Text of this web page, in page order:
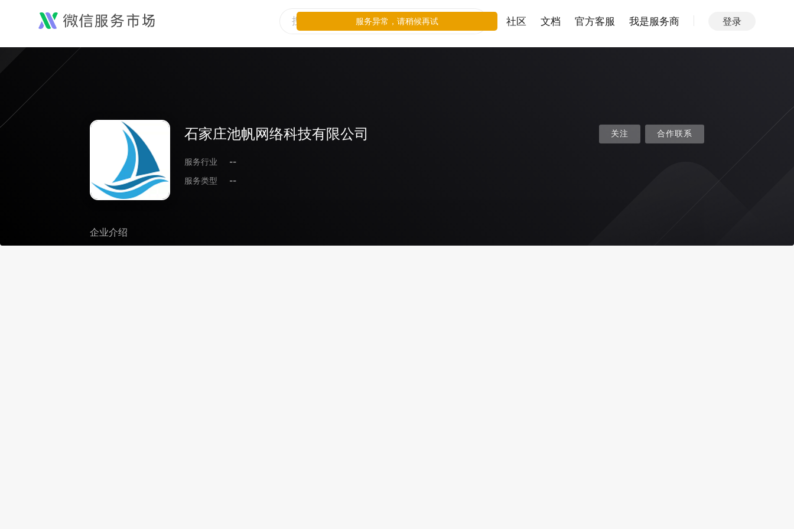
社区 文档 官方客服 我是服务商 登录
石家庄池帆网络科技有限公司
服务行业
--
服务类型
--
关注 合作联系
企业介绍
服务异常，请稍候再试